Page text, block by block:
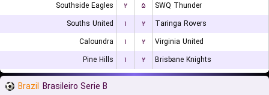
Southside Eagles ۲ ۵
SWQ Thunder
Souths United
۱ ۲
Taringa Rovers
Caloundra
۱ ۲
Virginia United
Pine Hills
۱ ۲ Brisbane Knights
Brazil Brasileiro Serie B